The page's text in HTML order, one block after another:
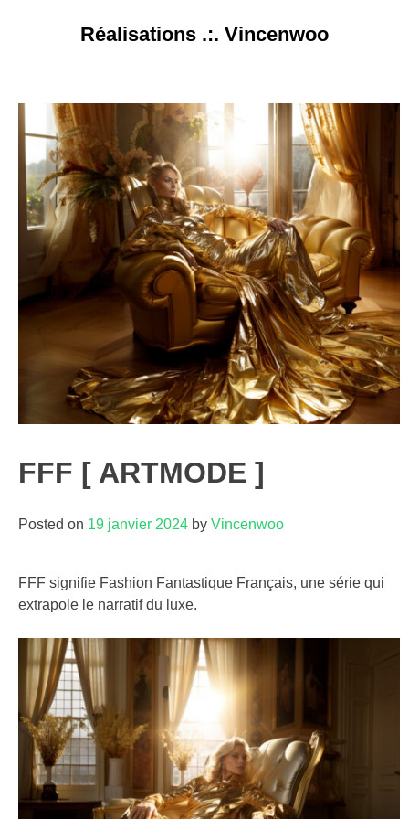
Réalisations .:. Vincenwoo
FFF [ ARTMODE ]
Posted on 19 janvier 2024 by Vincenwoo
FFF signifie Fashion Fantastique Français, une série qui
extrapole le narratif du luxe.